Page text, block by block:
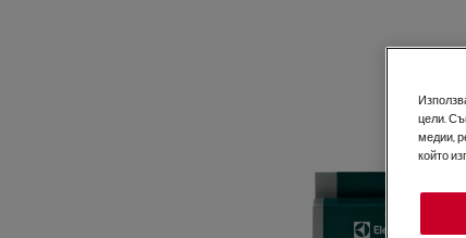
цели.
медии,
който